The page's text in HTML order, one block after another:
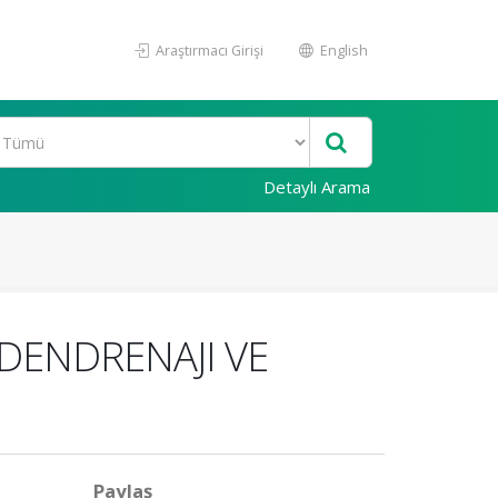
Araştırmacı Girişi English
Detaylı Arama
VE
Paylaş